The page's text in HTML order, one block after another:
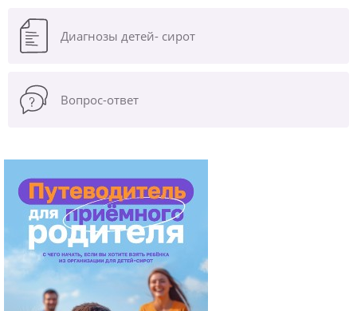
Диагнозы детей- сирот
Вопрос-ответ